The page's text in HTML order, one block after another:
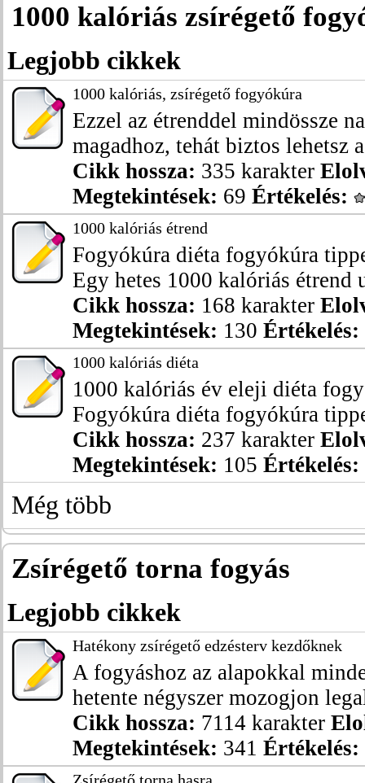
1000 kalóriás zsírégető
Legjobb cikkek
1000 kalóriás, zsírégető fogyókúra
Ezzel az étrenddel mindössze
magadhoz, tehát biztos lehetsz
Cikk hossza: 335 karakter
Megtekintések: 69 Értékelés:
1000 kalóriás étrend
Fogyókúra diéta fogyókúra
Egy hetes 1000 kalóriás étrend
Cikk hossza: 168 karakter
Megtekintések: 130 Értékelés:
1000 kalóriás diéta
1000 kalóriás év eleji diéta
Fogyókúra diéta fogyókúra
Cikk hossza: 237 karakter
Megtekintések: 105 Értékelés:
Még több
Zsírégető torna fogyás
Legjobb cikkek
Hatékony zsírégető edzésterv kezdőknek
A fogyáshoz az alapokkal
hetente négyszer mozogjon
Cikk hossza: 7114 karakter
Megtekintések: 341 Értékelés: